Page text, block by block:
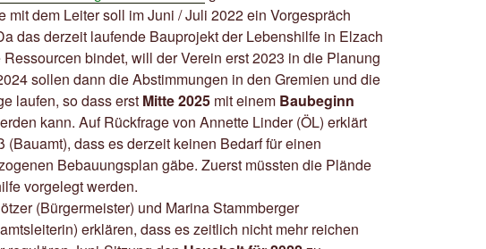
mit dem Leiter soll im Juni / Juli 2022 ein Vorgespräch
das derzeit laufende Bauprojekt der Lebenshilfe in Elzach
bindet, will der Verein erst 2023 in die Planung
sollen dann die Abstimmungen in den Gremien und die
laufen, so dass erst Mitte 2025 mit einem Baubeginn
kann. Auf Rückfrage von Annette Linder (ÖL) erklärt
(Bauamt), dass es derzeit keinen Bedarf für einen
Bebauungsplan gäbe. Zuerst müssten die Plände
vorgelegt werden.
(Bürgermeister) und Marina Stammberger
erklären, dass es zeitlich nicht mehr reichen